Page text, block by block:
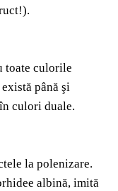
toate culorile
până şi
culori duale.
la polenizare.
albină, imită